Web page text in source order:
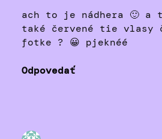
ach to je nádhera 🙂 a
také červené tie
fotke ? 😀 pjeknéé
Odpovedať